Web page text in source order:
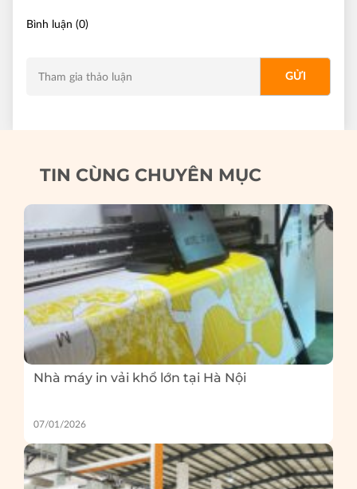
Bình luận (0)
TIN CÙNG CHUYÊN MỤC
Nhà máy in vải khổ lớn tại Hà Nội
07/01/2026